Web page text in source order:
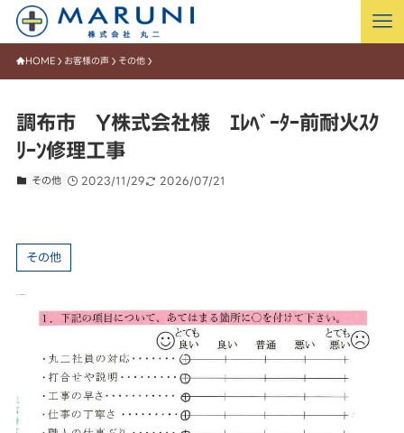
HOME お客様の声 その他
調布市 Y株式会社様 ｴﾚﾍﾞｰﾀｰ前耐火ｽｸ
ﾘｰﾝ修理工事
その他 2023/11/29 2026/07/21
その他